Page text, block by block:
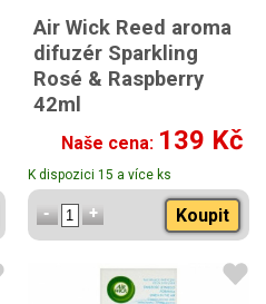
Air Wick Reed aroma
difuzér Sparkling
Rosé & Raspberry
42ml
Naše cena: 139 Kč
K dispozici 15 a více ks
Koupit